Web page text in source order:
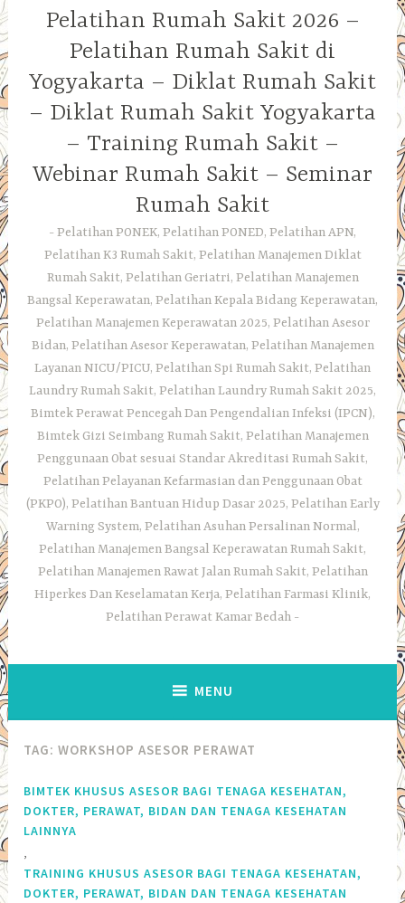
Pelatihan Rumah Sakit 2026 –
Pelatihan Rumah Sakit di
Yogyakarta – Diklat Rumah Sakit
– Diklat Rumah Sakit Yogyakarta
– Training Rumah Sakit –
Webinar Rumah Sakit – Seminar
Rumah Sakit
Pelatihan PONEK, Pelatihan PONED, Pelatihan APN,
Pelatihan K3 Rumah Sakit, Pelatihan Manajemen Diklat
Rumah Sakit, Pelatihan Geriatri, Pelatihan Manajemen
Bangsal Keperawatan, Pelatihan Kepala Bidang Keperawatan,
Pelatihan Manajemen Keperawatan 2025, Pelatihan Asesor
Bidan, Pelatihan Asesor Keperawatan, Pelatihan Manajemen
Layanan NICU/PICU, Pelatihan Spi Rumah Sakit, Pelatihan
Laundry Rumah Sakit, Pelatihan Laundry Rumah Sakit 2025,
Bimtek Perawat Pencegah Dan Pengendalian Infeksi (IPCN),
Bimtek Gizi Seimbang Rumah Sakit, Pelatihan Manajemen
Penggunaan Obat sesuai Standar Akreditasi Rumah Sakit,
Pelatihan Pelayanan Kefarmasian dan Penggunaan Obat
(PKPO), Pelatihan Bantuan Hidup Dasar 2025, Pelatihan Early
Warning System, Pelatihan Asuhan Persalinan Normal,
Pelatihan Manajemen Bangsal Keperawatan Rumah Sakit,
Pelatihan Manajemen Rawat Jalan Rumah Sakit, Pelatihan
Hiperkes Dan Keselamatan Kerja, Pelatihan Farmasi Klinik,
Pelatihan Perawat Kamar Bedah
MENU
TAG:WORKSHOP ASESOR PERAWAT
BIMTEK KHUSUS ASESOR BAGI TENAGA KESEHATAN,
DOKTER, PERAWAT, BIDAN DAN TENAGA KESEHATAN
LAINNYA
TRAINING KHUSUS ASESOR BAGI TENAGA KESEHATAN,
DOKTER, PERAWAT, BIDAN DAN TENAGA KESEHATAN